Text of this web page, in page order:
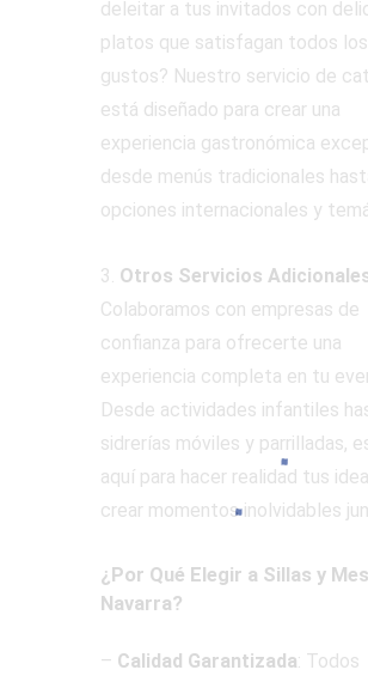
deleitar a tus invitados con
platos que satisfagan todos los
gustos? Nuestro servicio de
está diseñado para crear una
experiencia gastronómica
desde menús tradicionales
opciones internacionales y
3. Otros Servicios
Colaboramos con empresas de
confianza para ofrecerte una
experiencia completa en tu
Desde actividades infantiles
sidrerías móviles y parrilladas,
aquí para hacer realidad tus
crear momentos inolvidables
¿Por Qué Elegir a Sillas y
Navarra?
– Calidad Garantizada: Todos